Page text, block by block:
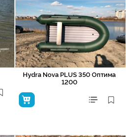
Hydra Nova PLUS 350 Оптима
1200